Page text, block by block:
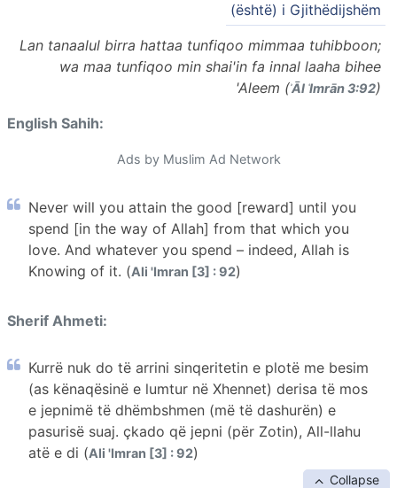
(është) i Gjithëdijshëm
Lan tanaalul birra hattaa tunfiqoo mimmaa tuhibboon;
wa maa tunfiqoo min shai'in fa innal laaha bihee
'Aleem (ʾĀl ʿImrān 3:92)
English Sahih:
Ads by Muslim Ad Network
Never will you attain the good [reward] until you
spend [in the way of Allah] from that which you
love. And whatever you spend – indeed, Allah is
Knowing of it. (Ali 'Imran [3] : 92)
Sherif Ahmeti:
Kurrë nuk do të arrini sinqeritetin e plotë me besim
(as kënaqësinë e lumtur në Xhennet) derisa të mos
e jepnimë të dhëmbshmen (më të dashurën) e
pasurisë suaj. çkado që jepni (për Zotin), All-llahu
atë e di (Ali 'Imran [3] : 92)
Collapse